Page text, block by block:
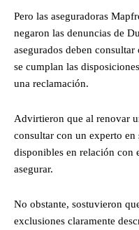
Pero las aseguradoras
negaron las denuncias de
asegurados deben
se cumplan las
una reclamación.
Advirtieron que al renovar
consultar con un experto en
disponibles en relación con
asegurar.
No obstante, sostuvieron
exclusiones claramente